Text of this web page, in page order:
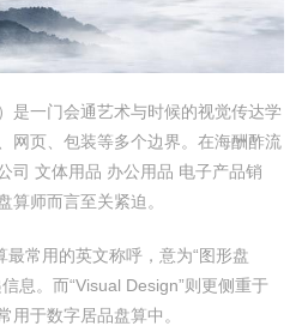
是一门会通艺术与时候的视觉传达学
网页、包装等多个边界。在海酬酢流
司 文体用品 办公用品 电子产品销
算师而言至关紧迫。
最常用的英文称呼，意为“图形盘
息。而“Visual Design”则更侧重于
用于数字居品盘算中。